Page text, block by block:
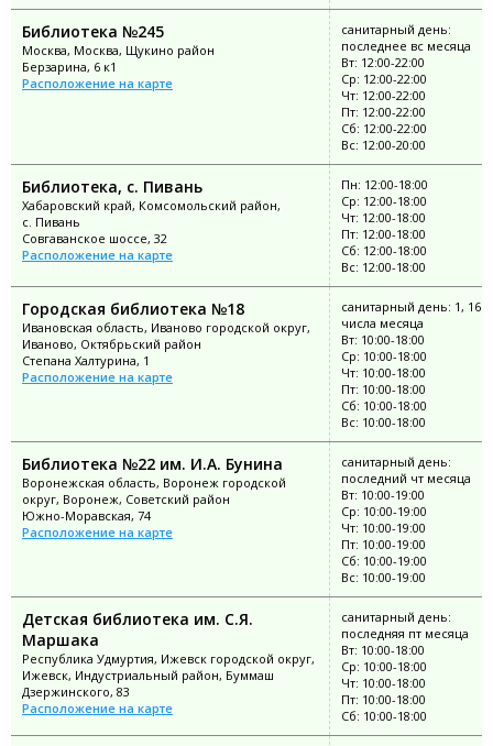
Библиотека №245
Москва, Москва, Щукино район
Берзарина, 6 к1
Расположение на карте
санитарный день:
последнее вс месяца
Вт: 12:00-22:00
Ср: 12:00-22:00
Чт: 12:00-22:00
Пт: 12:00-22:00
Сб: 12:00-22:00
Вс: 12:00-20:00
Библиотека, с. Пивань
Хабаровский край, Комсомольский район,
с. Пивань
Совгаванское шоссе, 32
Расположение на карте
Пн: 12:00-18:00
Ср: 12:00-18:00
Чт: 12:00-18:00
Пт: 12:00-18:00
Сб: 12:00-18:00
Вс: 12:00-18:00
Городская библиотека №18
Ивановская область, Иваново городской округ,
Иваново, Октябрьский район
Степана Халтурина, 1
Расположение на карте
санитарный день: 1, 16
числа месяца
Вт: 10:00-18:00
Ср: 10:00-18:00
Чт: 10:00-18:00
Пт: 10:00-18:00
Сб: 10:00-18:00
Вс: 10:00-18:00
Библиотека №22 им. И.А. Бунина
Воронежская область, Воронеж городской
округ, Воронеж, Советский район
Южно-Моравская, 74
Расположение на карте
санитарный день:
последний чт месяца
Вт: 10:00-19:00
Ср: 10:00-19:00
Чт: 10:00-19:00
Пт: 10:00-19:00
Сб: 10:00-19:00
Вс: 10:00-19:00
Детская библиотека им. С.Я.
Маршака
Республика Удмуртия, Ижевск городской округ,
Ижевск, Индустриальный район, Буммаш
Дзержинского, 83
Расположение на карте
санитарный день:
последняя пт месяца
Вт: 10:00-18:00
Ср: 10:00-18:00
Чт: 10:00-18:00
Пт: 10:00-18:00
Сб: 10:00-18:00